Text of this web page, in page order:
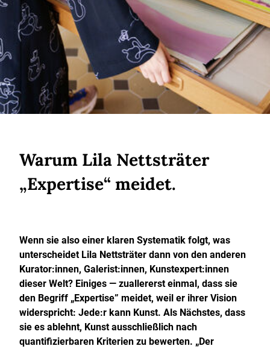
Warum Lila Nettsträter
„Expertise“ meidet.
Wenn sie also einer klaren Systematik folgt, was
unterscheidet Lila Nettsträter dann von den anderen
Kurator:innen, Galerist:innen, Kunstexpert:innen
dieser Welt? Einiges — zuallererst einmal, dass sie
den Begriff „Expertise” meidet, weil er ihrer Vision
widerspricht: Jede:r kann Kunst. Als Nächstes, dass
sie es ablehnt, Kunst ausschließlich nach
quantifizierbaren Kriterien zu bewerten. „Der